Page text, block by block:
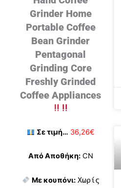
Grinder Home
Portable Coffee
Bean Grinder
Pentagonal
Grinding Core
Freshly Grinded
Coffee Appliances
Σε τιμή… 36,26€
Από Αποθήκη:CN
Με κουπόνι: Χωρίς